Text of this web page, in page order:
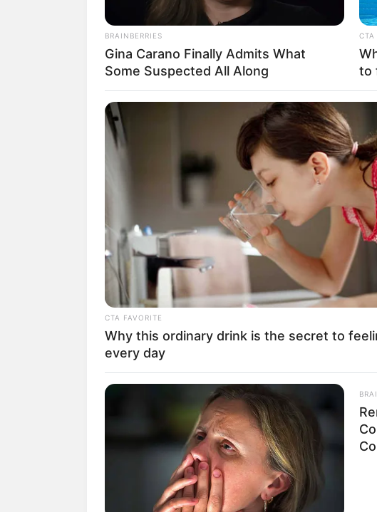
Leyla
Tempat Lahir:
Jakarta Indonesia
Umur:
29
TWEET SHARE
Leyla Aderina adalah seroang dubber, MC, penyiar
dari
Ia terkenal lewat videonya menirukan iklan Spotify
2020.
Daftar isi
Karier
Meski suaranya sangat mirip, ia pun menjelaskan
Spotify. Hanya saja, ia memang sering mengisi suara
Wanita asal Jakarta ini juga tercatat sebagai penyiar
BRAINBERRIES
Gina Carano Finally Admits What
Some Suspected All Along
CTA
to
CTA FAVORITE
Why this ordinary drink is the secret to
every day